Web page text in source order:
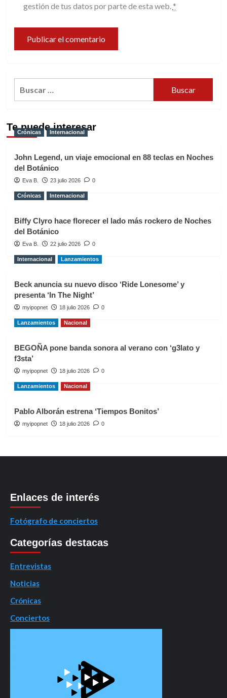
gestión de tus datos por parte de esta web. *
Te puede interesar
Crónicas Internacional
John Legend, un viaje emocional en 88 teclas en Noches
del Botánico
Eva B. 23 julio 2026 0
Crónicas Internacional
Biffy Clyro hace florecer el lado más rockero de Noches
del Botánico
Eva B. 22 julio 2026 0
Internacional Lanzamientos
Beck anuncia su nuevo disco ‘Ride Lonesome’ y
presenta ‘In The Night’
myipopnet 18 julio 2026 0
Lanzamientos Nacional
BEGOÑA pone banda sonora al verano con ‘g3lato y
f3sta’
myipopnet 18 julio 2026 0
Lanzamientos Nacional
Pablo Alborán estrena ‘Tiempos Bonitos’
myipopnet 18 julio 2026 0
Enlaces de interés
Fotógrafo de conciertos
Categorías destacas
Entrevistas
Noticias
Crónicas
Conciertos